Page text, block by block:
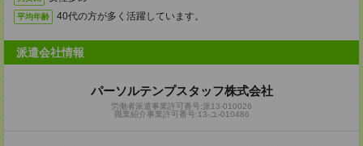
平均年齢 40代の方が多く活躍しています。
派遣会社情報
パーソルテンプスタッフ株式会社
労働者派遣事業許可番号:派13-010026
職業紹介事業許可番号:13-ユ-010486